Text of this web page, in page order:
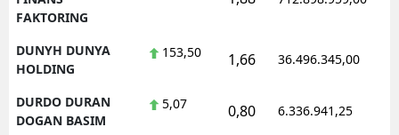
FAKTORING
DUNYH DUNYA
HOLDING
153,50 1,66 36.496.345,00
DURDO DURAN
DOGAN BASIM
5,07 0,80 6.336.941,25